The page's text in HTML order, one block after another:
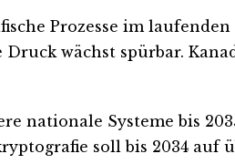
Prozesse im
wächst spürbar.
nationale Systeme bis
soll bis 2034 auf